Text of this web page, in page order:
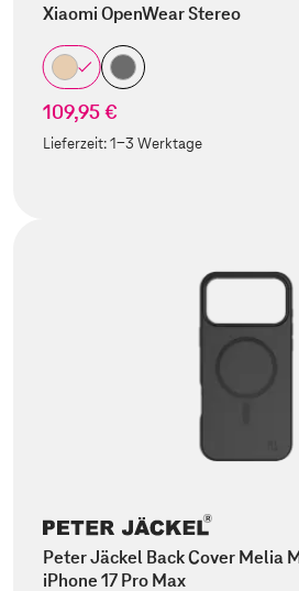
Xiaomi OpenWear Stereo
109,95 €
Lieferzeit:1-3 Werktage
Peter Jäckel Back Cover Melia
iPhone 17 Pro Max